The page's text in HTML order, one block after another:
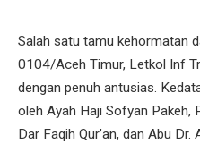
Salah satu tamu kehormatan
0104/Aceh Timur, Letkol Inf
dengan penuh antusias.
oleh Ayah Haji Sofyan Pakeh,
Dar Faqih Qur’an, dan Abu